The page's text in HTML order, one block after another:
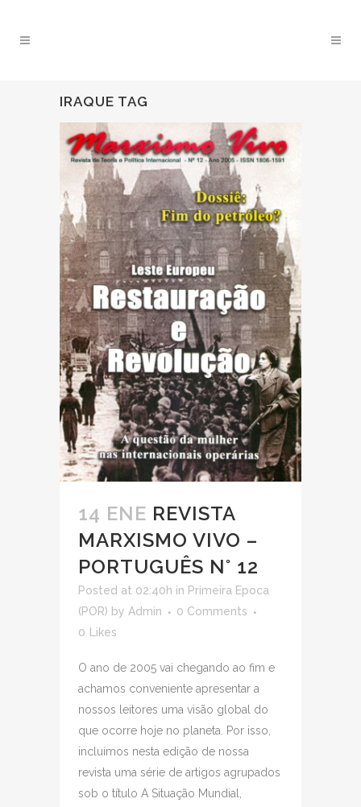
IRAQUE TAG
14 ENE REVISTA
MARXISMO VIVO –
PORTUGUÊS N° 12
Posted at 02:40h in Primeira Epoca
(POR) by Admin
0 Comments
0
Likes
O ano de 2005 vai chegando ao fim e
achamos conveniente apresentar a
nossos leitores uma visão global do
que ocorre hoje no planeta. Por isso,
incluímos nesta edição de nossa
revista uma série de artigos agrupados
sob o título A Situação Mundial,